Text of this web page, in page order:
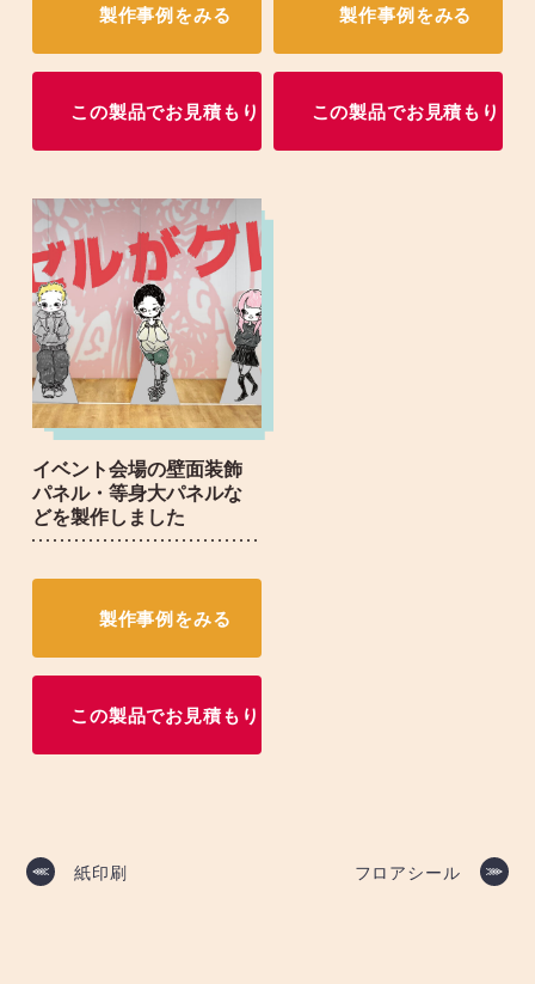
製作事例をみる
この製品でお見積もり
製作事例をみる
この製品でお見積もり
イベント会場の壁面装飾
パネル・等身大パネルな
どを製作しました
製作事例をみる
この製品でお見積もり
投
紙印刷 フロアシール